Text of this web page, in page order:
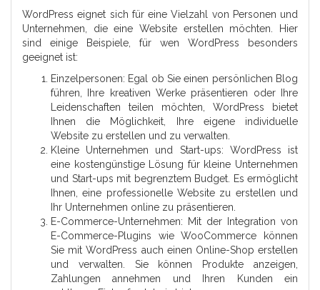
WordPress eignet sich für eine Vielzahl von Personen und
Unternehmen, die eine Website erstellen möchten. Hier
sind einige Beispiele, für wen WordPress besonders
geeignet ist:
Einzelpersonen: Egal ob Sie einen persönlichen Blog
führen, Ihre kreativen Werke präsentieren oder Ihre
Leidenschaften teilen möchten, WordPress bietet
Ihnen die Möglichkeit, Ihre eigene individuelle
Website zu erstellen und zu verwalten.
Kleine Unternehmen und Start-ups: WordPress ist
eine kostengünstige Lösung für kleine Unternehmen
und Start-ups mit begrenztem Budget. Es ermöglicht
Ihnen, eine professionelle Website zu erstellen und
Ihr Unternehmen online zu präsentieren.
E-Commerce-Unternehmen: Mit der Integration von
E-Commerce-Plugins wie WooCommerce können
Sie mit WordPress auch einen Online-Shop erstellen
und verwalten. Sie können Produkte anzeigen,
Zahlungen annehmen und Ihren Kunden ein